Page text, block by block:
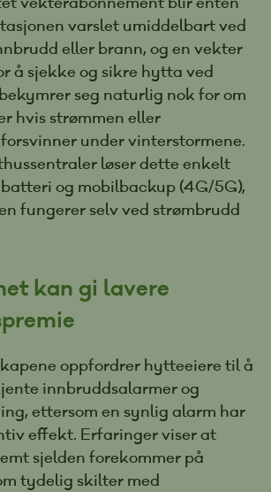
varslet umiddelbart ved
eller brann, og en vekter
å sjekke og sikre hytta ved
seg naturlig nok for om
hvis strømmen eller
under vinterstormene.
løser dette enkelt
og mobilbackup (4G/5G),
fungerer selv ved strømbrudd
kan gi lavere
oppfordrer hytteeiere til å
innbruddsalarmer og
ettersom en synlig alarm har
effekt. Erfaringer viser at
sjelden forekommer på
tydelig skilter med